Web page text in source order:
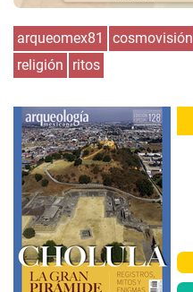
arqueomex81 cosmovisión
religión
ritos